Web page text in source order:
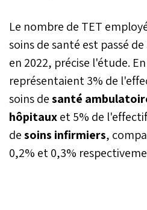
Le nombre de TET
soins de santé est passé de
en 2022, précise l'étude.
représentaient 3% de
soins desanté
hôpitauxet 5% de
desoins infirmiers,
0,2% et 0,3%